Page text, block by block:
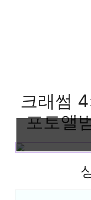
크래썸
포토앨